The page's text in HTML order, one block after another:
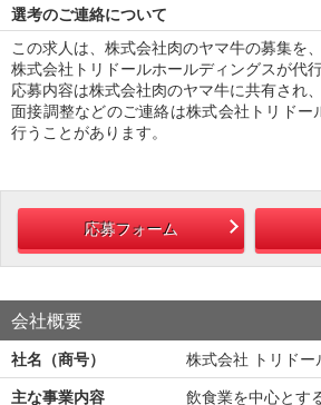
選考のご連絡について
この求人は、株式会社肉のヤマ牛の募集を
株式会社トリドールホールディングスが代行
応募内容は株式会社肉のヤマ牛に共有され、
面接調整などのご連絡は株式会社トリドー
行うことがあります。
応募フォーム
会社概要
社名（商号）
株式会社 トリドー
主な事業内容
飲食業を中心とす